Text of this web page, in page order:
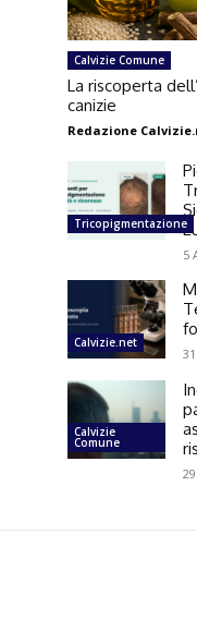
Calvizie Comune
La riscoperta
canizie
Redazione
Tricopigmentazione
5
Calvizie.net
Calvizie
Comune